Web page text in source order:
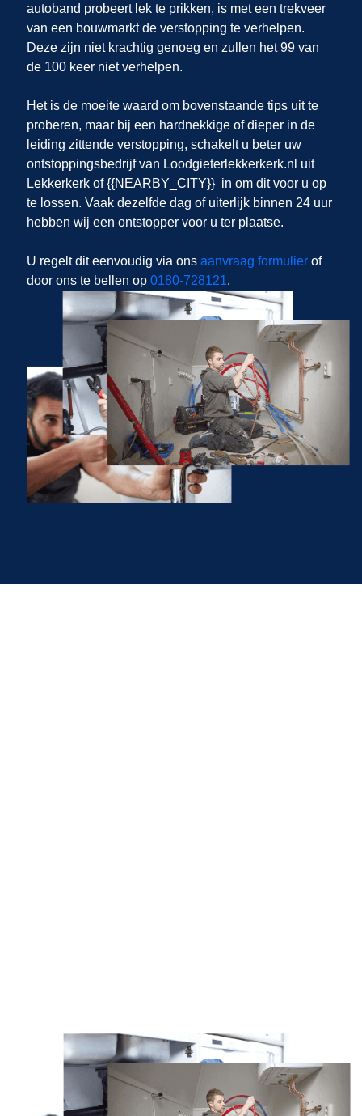
autoband probeert lek te prikken, is met een trekveer
van een bouwmarkt de verstopping te verhelpen.
Deze zijn niet krachtig genoeg en zullen het 99 van
de 100 keer niet verhelpen.
Het is de moeite waard om bovenstaande tips uit te
proberen, maar bij een hardnekkige of dieper in de
leiding zittende verstopping, schakelt u beter uw
ontstoppingsbedrijf van Loodgieterlekkerkerk.nl uit
Lekkerkerk of {{NEARBY_CITY}} in om dit voor u op
te lossen. Vaak dezelfde dag of uiterlijk binnen 24 uur
hebben wij een ontstopper voor u ter plaatse.
U regelt dit eenvoudig via ons aanvraag formulierof
door ons te bellen op 0180-728121.